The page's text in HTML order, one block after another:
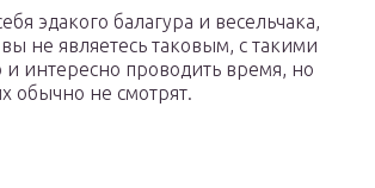
эдакого балагура и весельчака,
не являетесь таковым, с такими
интересно проводить время, но
обычно не смотрят.